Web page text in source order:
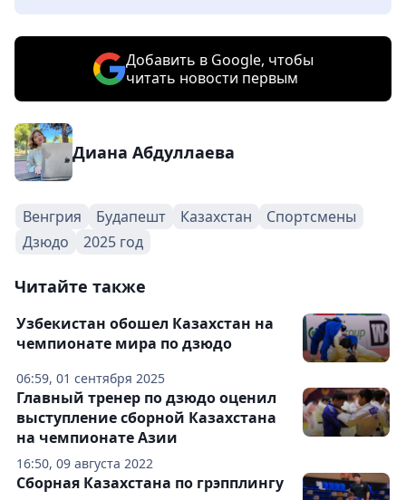
Добавить в Google, чтобы
читать новости первым
Диана Абдуллаева
Венгрия Будапешт Казахстан
Спортсмены
Дзюдо
2025 год
Читайте также
06:59, 01 сентября 2025
Узбекистан обошел Казахстан на
чемпионате мира по дзюдо
16:50, 09 августа 2022
Главный тренер по дзюдо оценил
выступление сборной Казахстана
на чемпионате Азии
Сборная Казахстана по грэпплингу